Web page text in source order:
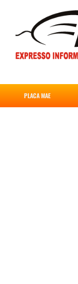
conteúdo
PLACA MAE